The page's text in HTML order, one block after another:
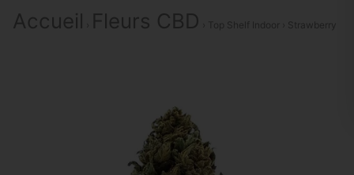
Accueil Fleurs CBD › Top Shelf Indoor › Strawberry